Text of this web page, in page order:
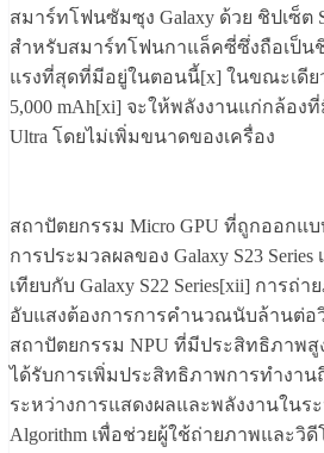
สมาร์ทโฟนซัมซุง Galaxy ด้วย ชิปเซ็ต
สำหรับสมาร์ทโฟนกาแล็คซี่ซึ่งถือเป็นชิป
แรงที่สุดที่มีอยู่ในตอนนี้[x] ในขณะเดีย
5,000 mAh[xi] จะให้พลังงานแก่กล้อง
Ultra โดยไม่เพิ่มขนาดของเครื่อง
สถาปัตยกรรม Micro GPU ที่ถูกออกแ
การประมวลผลของ Galaxy S23 Series
เทียบกับ Galaxy S22 Series[xii] การ
อับแสงต้องการการคำนวณนับล้านต่อ
สถาปัตยกรรม NPU ที่มีประสิทธิภาพ
ได้รับการเพิ่มประสิทธิภาพการทำงาน
ระหว่างการแสดงผลและพลังงานในร
Algorithm เพื่อช่วยผู้ใช้ถ่ายภาพและวิ